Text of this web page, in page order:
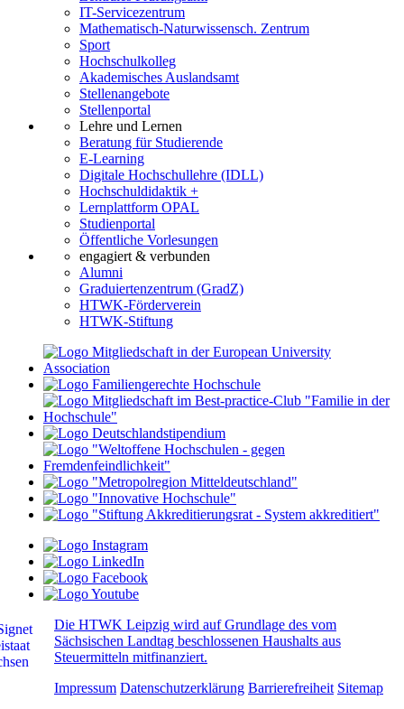
IT-Servicezentrum
Mathematisch-Naturwissensch. Zentrum
Sport
Hochschulkolleg
Akademisches Auslandsamt
Stellenangebote
Stellenportal
Lehre und Lernen
Beratung für Studierende
E-Learning
Digitale Hochschullehre (IDLL)
Hochschuldidaktik +
Lernplattform OPAL
Studienportal
Öffentliche Vorlesungen
engagiert & verbunden
Alumni
Graduiertenzentrum (GradZ)
HTWK-Förderverein
HTWK-Stiftung
Die HTWK Leipzig wird auf Grundlage des vom
Sächsischen Landtag beschlossenen Haushalts aus
Steuermitteln mitfinanziert.
Impressum Datenschutzerklärung Barrierefreiheit Sitemap